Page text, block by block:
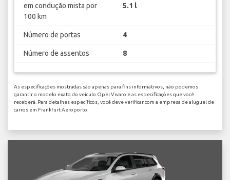
em condução mista por
100 km
5.1 l
Número de portas 4
Número de assentos 8
As especificações mostradas são apenas para fins informativos, não podemos
garantir o modelo exato do veículo Opel Vivaro e as especificações que você
receberá. Para detalhes específicos, você deve verificar com a empresa de aluguel de
carros em Frankfurt Aeroporto.